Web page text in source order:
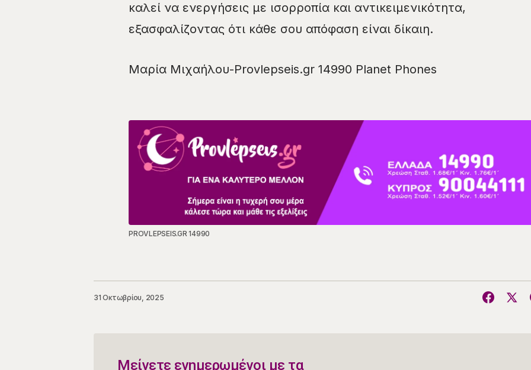
καλεί να ενεργήσεις με ισορροπία και αντικειμενικότητα,
εξασφαλίζοντας ότι κάθε σου απόφαση είναι δίκαιη.
Μαρία Μιχαήλου-Provlepseis.gr 14990 Planet Phones
PROVLEPSEIS.GR 14990
31 Οκτωβρίου, 2025
Μείνετε ενημερωμένοι με τα